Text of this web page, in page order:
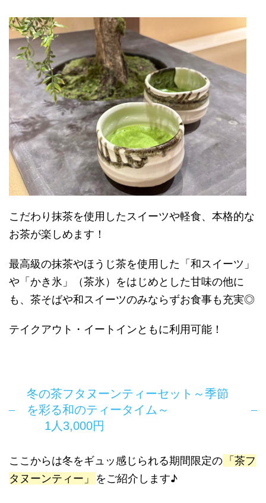
こだわり抹茶を使用したスイーツや軽食、本格的な
お茶が楽しめます！
最高級の抹茶やほうじ茶を使用した「和スイーツ」
や「かき氷」（茶氷）をはじめとした甘味の他に
も、茶そばや和スイーツのみならずお食事も充実◎
テイクアウト・イートインともに利用可能！
冬の茶フタヌーンティーセット～季節
を彩る和のティータイム～
1人3,000円
ここからは冬をギュッ感じられる期間限定の 「茶フ
タヌーンティー」
をご紹介します♪